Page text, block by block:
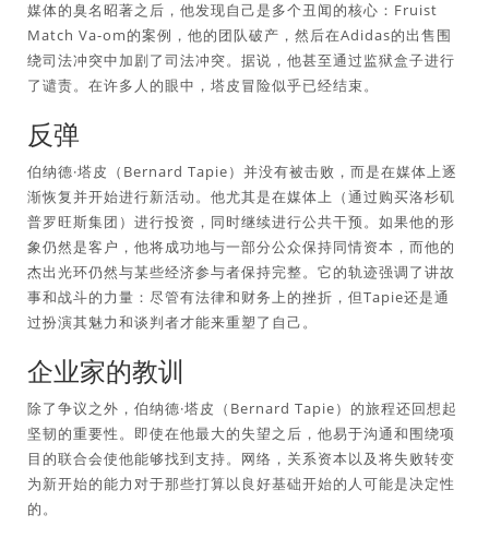
媒体的臭名昭著之后，他发现自己是多个丑闻的核心：Fruist
Match Va-om的案例，他的团队破产，然后在Adidas的出售围
绕司法冲突中加剧了司法冲突。据说，他甚至通过监狱盒子进行
了谴责。在许多人的眼中，塔皮冒险似乎已经结束。
反弹
伯纳德·塔皮（Bernard Tapie）并没有被击败，而是在媒体上逐
渐恢复并开始进行新活动。他尤其是在媒体上（通过购买洛杉矶
普罗旺斯集团）进行投资，同时继续进行公共干预。如果他的形
象仍然是客户，他将成功地与一部分公众保持同情资本，而他的
杰出光环仍然与某些经济参与者保持完整。它的轨迹强调了讲故
事和战斗的力量：尽管有法律和财务上的挫折，但Tapie还是通
过扮演其魅力和谈判者才能来重塑了自己。
企业家的教训
除了争议之外，伯纳德·塔皮（Bernard Tapie）的旅程还回想起
坚韧的重要性。即使在他最大的失望之后，他易于沟通和围绕项
目的联合会使他能够找到支持。网络，关系资本以及将失败转变
为新开始的能力对于那些打算以良好基础开始的人可能是决定性
的。